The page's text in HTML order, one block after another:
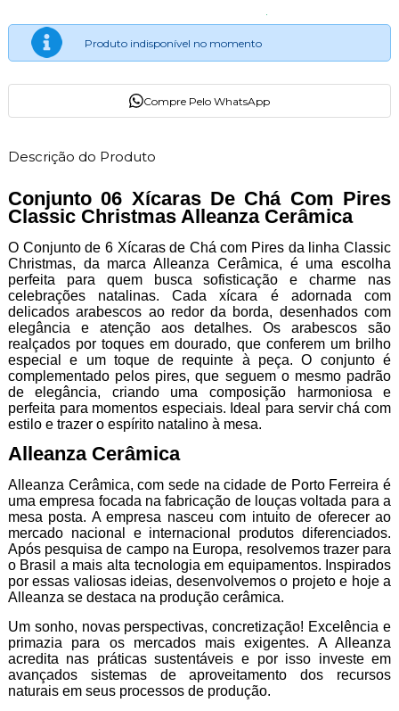
Produto indisponível no momento
Compre Pelo WhatsApp
Descrição do Produto
Conjunto 06 Xícaras De Chá Com Pires
Classic Christmas Alleanza Cerâmica
O Conjunto de 6 Xícaras de Chá com Pires da linha Classic
Christmas, da marca Alleanza Cerâmica, é uma escolha
perfeita para quem busca sofisticação e charme nas
celebrações natalinas. Cada xícara é adornada com
delicados arabescos ao redor da borda, desenhados com
elegância e atenção aos detalhes. Os arabescos são
realçados por toques em dourado, que conferem um brilho
especial e um toque de requinte à peça. O conjunto é
complementado pelos pires, que seguem o mesmo padrão
de elegância, criando uma composição harmoniosa e
perfeita para momentos especiais. Ideal para servir chá com
estilo e trazer o espírito natalino à mesa.
Alleanza Cerâmica
Alleanza Cerâmica, com sede na cidade de Porto Ferreira é
uma empresa focada na fabricação de louças voltada para a
mesa posta. A empresa nasceu com intuito de oferecer ao
mercado nacional e internacional produtos diferenciados.
Após pesquisa de campo na Europa, resolvemos trazer para
o Brasil a mais alta tecnologia em equipamentos. Inspirados
por essas valiosas ideias, desenvolvemos o projeto e hoje a
Alleanza se destaca na produção cerâmica.
Um sonho, novas perspectivas, concretização! Excelência e
primazia para os mercados mais exigentes. A Alleanza
acredita nas práticas sustentáveis e por isso investe em
avançados sistemas de aproveitamento dos recursos
naturais em seus processos de produção.